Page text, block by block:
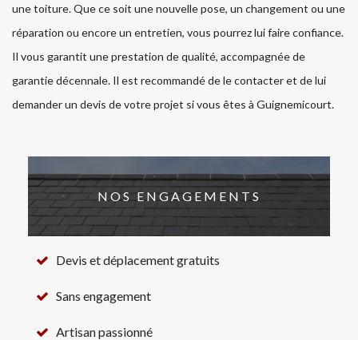
une toiture. Que ce soit une nouvelle pose, un changement ou une
réparation ou encore un entretien, vous pourrez lui faire confiance.
Il vous garantit une prestation de qualité, accompagnée de
garantie décennale. Il est recommandé de le contacter et de lui
demander un devis de votre projet si vous êtes à Guignemicourt.
NOS ENGAGEMENTS
Devis et déplacement gratuits
Sans engagement
Artisan passionné